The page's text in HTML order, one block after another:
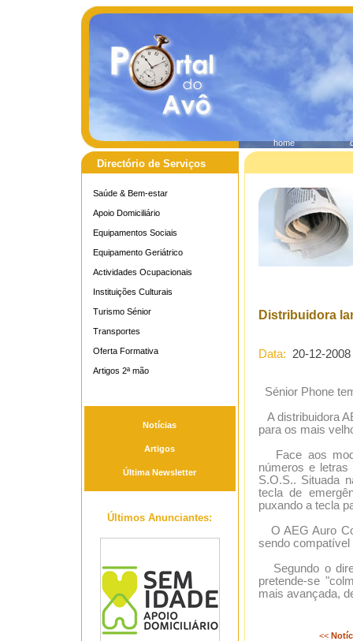
home
Directório de Serviços
Saúde & Bem-estar
Apoio Domiciliário
Equipamentos Sociais
Equipamento Geriátrico
Actividades Ocupacionais
Instituições Culturais
Turismo Sénior
Transportes
Oferta Formativa
Artigos 2ª mão
Notícias
Artigos
Última Newsletter
Últimos Anunciantes:
Distribuidora
Data: 20-12-2008
Sénior Phone
A distribuidora
para os mais
Face aos
números e
S.O.S.. Situada
tecla de
puxando a tecla
O AEG Auro
sendo
Segundo o
pretende-se
mais avançada,
<<